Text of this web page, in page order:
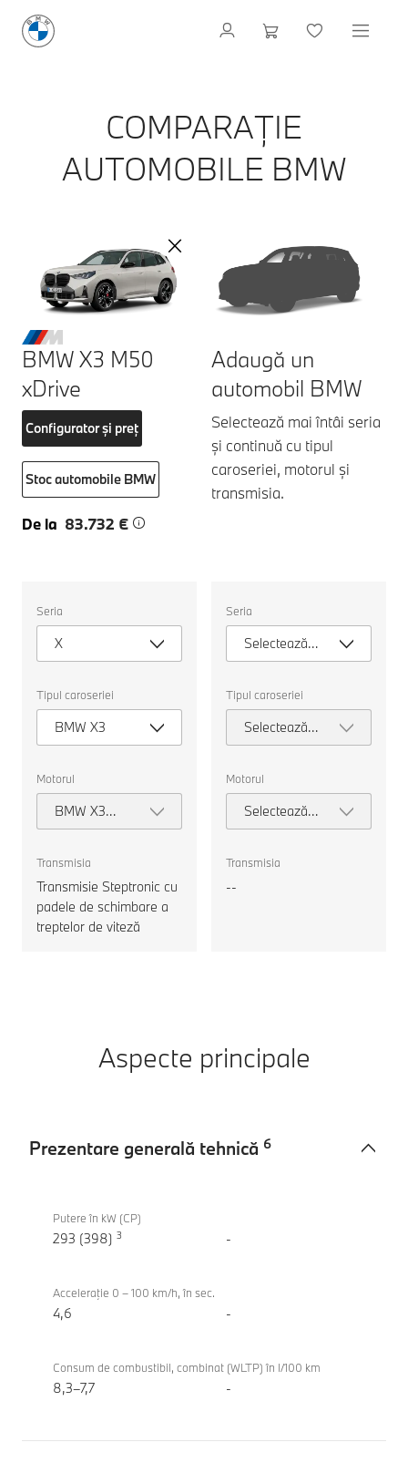
COMPARAȚIE
AUTOMOBILE BMW
BMW X3 M50
xDrive
Configurator și preț
Stoc automobile BMW
De la 83.732 €
următoarele
proprietăți
pentru
a
o
mașină
pentru
comparație.
Seria
X
Tipul caroseriei
BMW X3
Motorul
BMW X3
M50 xDrive
Transmisia
Transmisie Steptronic cu
padele de schimbare a
treptelor de viteză
Adaugă un
automobil BMW
Selectează mai întâi seria
și continuă cu tipul
caroseriei, motorul și
transmisia.
următoarele
proprietăți
pentru
a
o
mașină
pentru
comparație.
Seria
Selectează
seria
Tipul caroseriei
Selectează
tipul
Motorul
Selectează
motorul
Transmisia
--
Aspecte principale
Prezentare generală tehnică 6
generală
tehnică
X3
M50
Putere în kW (CP)
293 (398) 3 -
Acceleraţie 0 – 100 km/h, în sec.
4,6 -
Consum de combustibil, combinat (WLTP) în l/100 km
8,3–7,7 -